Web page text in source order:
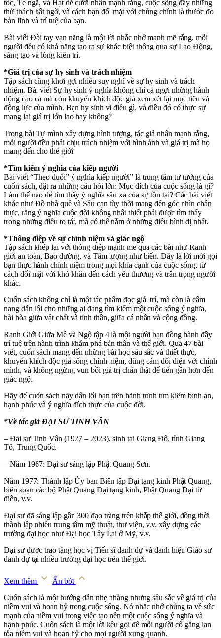
tốc, Té ngã, và Hạt dẻ cười nhấn mạnh rằng, cuộc sống đầy những
thử thách bất ngờ, và cách bạn đối mặt với chúng chính là thước đo
bản lĩnh và trí tuệ của bạn.
Bài viết Đôi tay vạn năng là một lời nhắc nhở mạnh mẽ rằng, mỗi
người đều có khả năng tạo ra sự khác biệt thông qua sự Lao Động,
sáng tạo và lòng kiên trì.
*Giá trị của sự hy sinh và trách nhiệm
Tập sách cũng khơi gợi nhiều suy nghĩ về sự hy sinh và trách
nhiệm. Bài viết Sự hy sinh ý nghĩa không chỉ ca ngợi những hành
động cao cả mà còn khuyến khích độc giả xem xét lại mục tiêu và
động lực của mình. Bạn hy sinh vì điều gì, và điều đó có thực sự
mang lại giá trị lớn lao hay không?
Trong bài Tự mình xây dựng hình tượng, tác giả nhấn mạnh rằng,
mỗi người đều phải chịu trách nhiệm với hình ảnh và giá trị mà họ
mang đến cho thế giới.
*Tìm kiếm ý nghĩa của kiếp người
Bài viết “Theo đuổi” ý nghĩa kiếp người” là trung tâm tư tưởng của
cuốn sách, đặt ra những câu hỏi lớn: Mục đích của cuộc sống là gì?
Làm thế nào để tìm thấy ý nghĩa sâu xa của sự tồn tại? Các bài viết
khác như Đồ nhà quê và Sâu cạn tùy thời mang đến góc nhìn chân
thực, rằng ý nghĩa cuộc đời không nhất thiết phải được tìm thấy
trong những điều to tát, mà có thể nằm ở những điều bình dị nhất.
*Thông điệp về sự chính niệm và giác ngộ
Tập sách khép lại với thông điệp mạnh mẽ qua các bài như Ranh
giới an toàn, Bảo dưỡng, và Tâm lượng như biển. Đây là lời mời gọi
bạn thực hành chính niệm trong mọi khía cạnh của cuộc sống, từ
cách đối mặt với khó khăn đến cách yêu thương và trân trọng người
khác.
Cuốn sách không chỉ là một tác phẩm đọc giải trí, mà còn là cẩm
nang dẫn lối cho những ai đang tìm kiếm một cuộc sống ý nghĩa,
hài hòa giữa vật chất và tinh thần, giữa cá nhân và cộng đồng.
Ranh Giới Giữa Mê và Ngộ tập 4 là một người bạn đồng hành đầy
trí tuệ trên hành trình khám phá bản thân và thế giới. Qua 47 bài
viết, cuốn sách mang đến những bài học sâu sắc và thiết thực,
khuyến khích độc giả sống chính niệm, dũng cảm đối diện với chính
mình, và không ngừng vun bồi giá trị chân thật để tiến gần hơn đến
giác ngộ.
Hãy để cuốn sách này dẫn lối bạn trên hành trình tìm kiếm bình an,
hạnh phúc và ý nghĩa đích thực của cuộc đời.
*Về tác giả ĐẠI SƯ TINH VÂN
– Đại sư Tinh Vân (1927 – 2023), sinh tại Giang Đô, tỉnh Giang
Tô, Trung Quốc.
– Năm 1967: Đại sư sáng lập Phật Quang Sơn.
Năm 1977: Thành lập Ủy ban Biên tập Đại tạng kinh Phật Quang,
biên soạn các bộ Phật Quang Đại tạng kinh, Phật Quang Đại từ
điển, v.v.
Đại sư đã sáng lập gần 300 đạo tràng trên khắp thế giới, đồng thời
thành lập nhiều trung tâm mỹ thuật, thư viện, v.v. xây dựng các
trường đại học như Đại học Tây Lai ở Mỹ, v.v.
Đại sư được trao tặng học vị Tiến sĩ danh dự và danh hiệu Giáo sư
danh dự tại nhiều trường đại học trên thế giới.
Xem thêm
Ẩn bớt
Cuốn sách là một hướng dẫn nhẹ nhàng nhưng sâu sắc về giá trị của
niềm vui và hoan hỷ trong cuộc sống. Nó nhắc nhở chúng ta về sức
mạnh của niềm vui trong việc tạo nên một cuộc sống ý nghĩa và
hạnh phúc. Cuốn sách là một lời kêu gọi để mỗi người cố gắng lan
tỏa niềm vui và hoan hỷ cho mọi người xung quanh.